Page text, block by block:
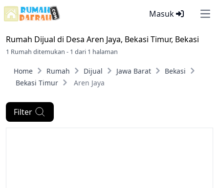
Masuk
Rumah Dijual di Desa Aren Jaya, Bekasi Timur, Bekasi
1 Rumah ditemukan - 1 dari 1 halaman
Home Rumah Dijual Jawa Barat
Bekasi
Bekasi Timur
Aren Jaya
Filter